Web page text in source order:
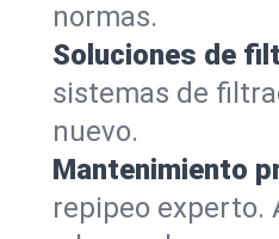
normas.
Soluciones de
sistemas de
nuevo.
Mantenimiento
repipeo experto.